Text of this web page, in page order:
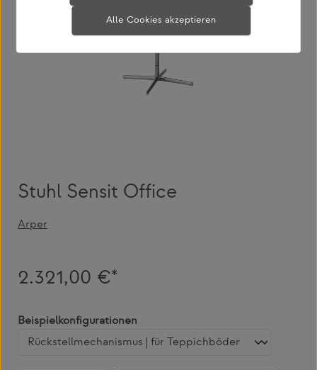
Stuhl Sensit Office
Arper
2.321,00 €*
Beispielkonfigurationen
Alle Cookies akzeptieren